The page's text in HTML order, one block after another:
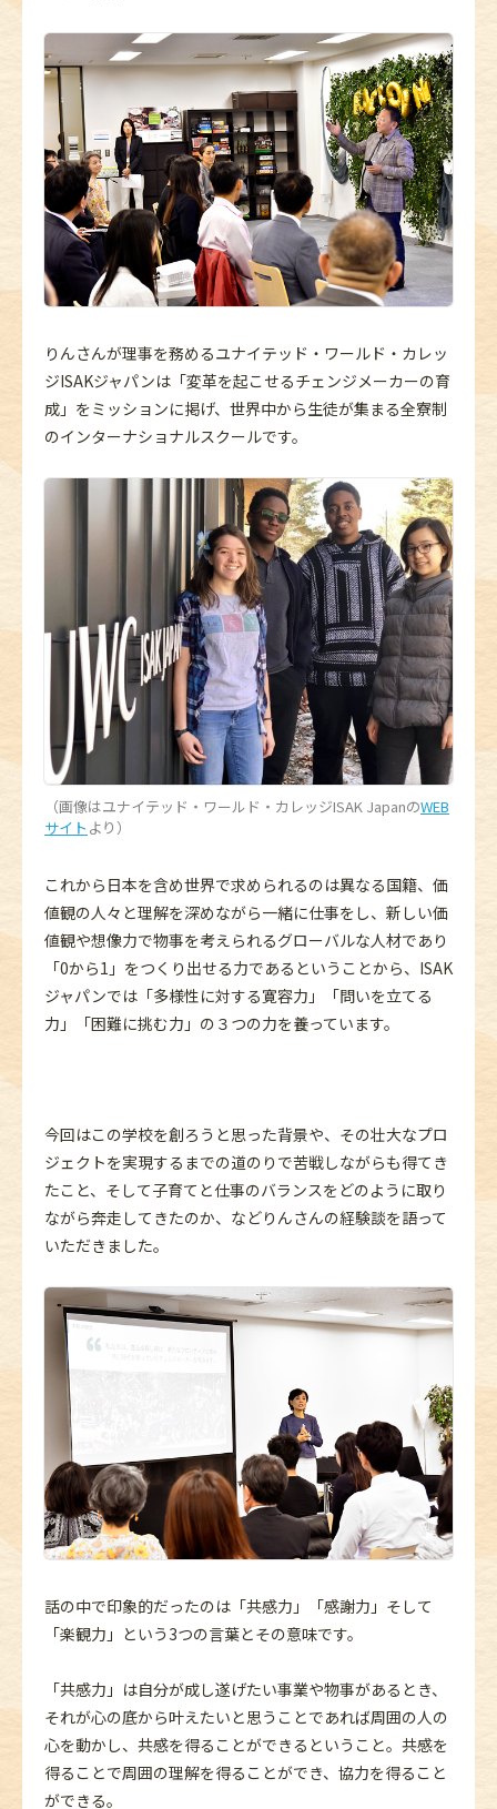
りんさんが理事を務めるユナイテッド・ワールド・カレッ
ジISAKジャパンは「変革を起こせるチェンジメーカーの育
成」をミッションに掲げ、世界中から生徒が集まる全寮制
のインターナショナルスクールです。
（画像はユナイテッド・ワールド・カレッジISAK JapanのWEB
サイト より）
これから日本を含め世界で求められるのは異なる国籍、価
値観の人々と理解を深めながら一緒に仕事をし、新しい価
値観や想像力で物事を考えられるグローバルな人材であり
「0から1」をつくり出せる力であるということから、ISAK
ジャパンでは「多様性に対する寛容力」「問いを立てる
力」「困難に挑む力」の３つの力を養っています。
今回はこの学校を創ろうと思った背景や、その壮大なプロ
ジェクトを実現するまでの道のりで苦戦しながらも得てき
たこと、そして子育てと仕事のバランスをどのように取り
ながら奔走してきたのか、などりんさんの経験談を語って
いただきました。
話の中で印象的だったのは「共感力」「感謝力」そして
「楽観力」という3つの言葉とその意味です。
「共感力」は自分が成し遂げたい事業や物事があるとき、
それが心の底から叶えたいと思うことであれば周囲の人の
心を動かし、共感を得ることができるということ。共感を
得ることで周囲の理解を得ることができ、協力を得ること
ができる。